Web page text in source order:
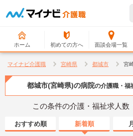
ホーム 初めての方へ 面談会場一覧
マイナビ介護職 宮崎県 都城市 宮
都城市(宮崎県)の病院の介護職・福
この条件の介護・福祉求人数
おすすめ順 新着順